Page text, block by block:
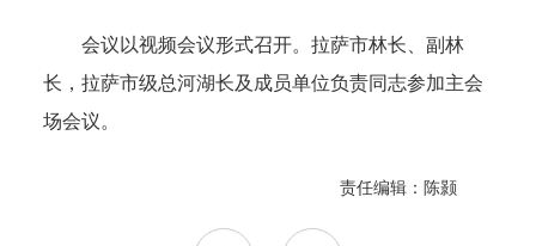
会议以视频会议形式召开。拉萨市林长、副林
长，拉萨市级总河湖长及成员单位负责同志参加主会
场会议。
责任编辑：陈颢